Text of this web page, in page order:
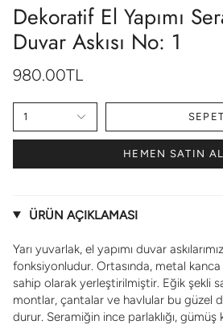
Dekoratif El Yapımı
Duvar Askısı No: 1
980.00TL
1
HEMEN SATIN
ÜRÜN AÇIKLAMASI
Yarı yuvarlak, el yapımı duvar
fonksiyonludur. Ortasında, metal
sahip olarak yerleştirilmiştir. Eğik şekli
montlar, çantalar ve havlular bu güzel
durur. Seramiğin ince parlaklığı,